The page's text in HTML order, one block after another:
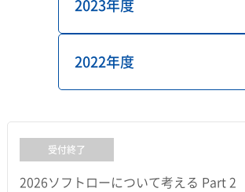
2023年度
2022年度
受付終了
2026ソフトローについて考える Part 2